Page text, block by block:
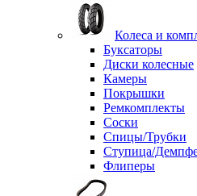
Колеса и
Буксаторы
Диски колесные
Камеры
Покрышки
Ремкомплекты
Соски
Спицы/Трубки
Ступица/
Флиперы